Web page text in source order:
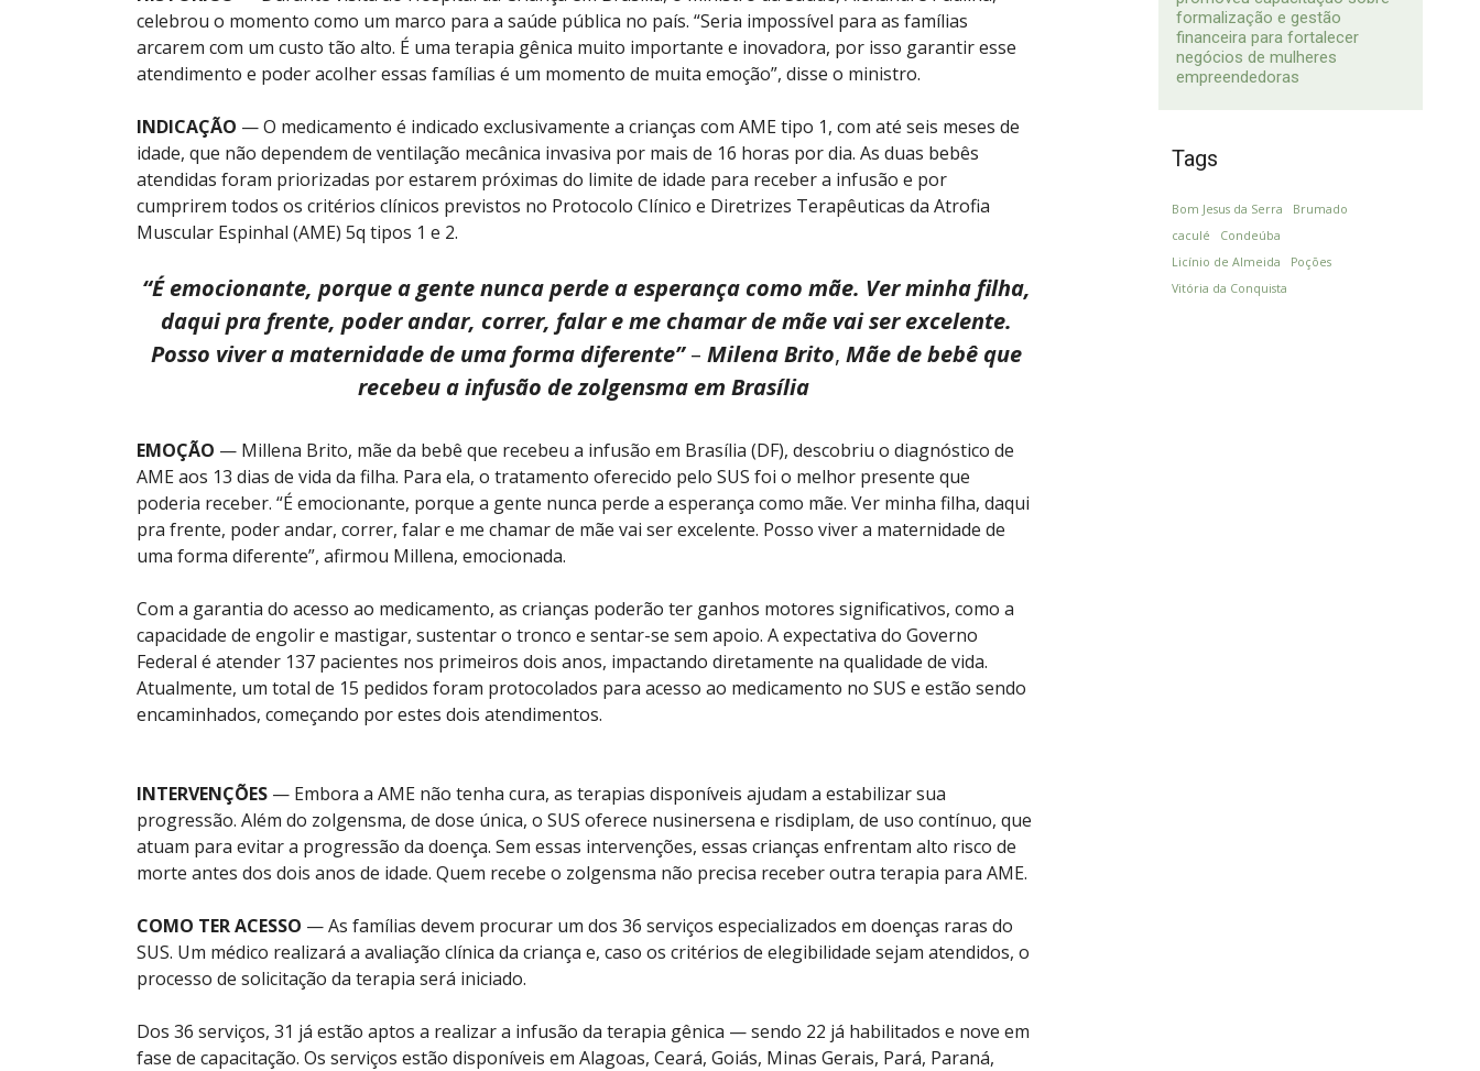
celebrou o momento como um marco para a saúde pública no país. “Seria impossível para as famílias
arcarem com um custo tão alto. É uma terapia gênica muito importante e inovadora, por isso garantir esse
atendimento e poder acolher essas famílias é um momento de muita emoção”, disse o ministro.
INDICAÇÃO — O medicamento é indicado exclusivamente a crianças com AME tipo 1, com até seis meses de
idade, que não dependem de ventilação mecânica invasiva por mais de 16 horas por dia. As duas bebês
atendidas foram priorizadas por estarem próximas do limite de idade para receber a infusão e por
cumprirem todos os critérios clínicos previstos no Protocolo Clínico e Diretrizes Terapêuticas da Atrofia
Muscular Espinhal (AME) 5q tipos 1 e 2.
“É emocionante, porque a gente nunca perde a esperança como mãe. Ver minha filha,
daqui pra frente, poder andar, correr, falar e me chamar de mãe vai ser excelente.
Posso viver a maternidade de uma forma diferente”– Milena Brito, Mãe de bebê que
recebeu a infusão de zolgensma em Brasília
EMOÇÃO — Millena Brito, mãe da bebê que recebeu a infusão em Brasília (DF), descobriu o diagnóstico de
AME aos 13 dias de vida da filha. Para ela, o tratamento oferecido pelo SUS foi o melhor presente que
poderia receber. “É emocionante, porque a gente nunca perde a esperança como mãe. Ver minha filha, daqui
pra frente, poder andar, correr, falar e me chamar de mãe vai ser excelente. Posso viver a maternidade de
uma forma diferente”, afirmou Millena, emocionada.
Com a garantia do acesso ao medicamento, as crianças poderão ter ganhos motores significativos, como a
capacidade de engolir e mastigar, sustentar o tronco e sentar-se sem apoio. A expectativa do Governo
Federal é atender 137 pacientes nos primeiros dois anos, impactando diretamente na qualidade de vida.
Atualmente, um total de 15 pedidos foram protocolados para acesso ao medicamento no SUS e estão sendo
encaminhados, começando por estes dois atendimentos.
INTERVENÇÕES — Embora a AME não tenha cura, as terapias disponíveis ajudam a estabilizar sua
progressão. Além do zolgensma, de dose única, o SUS oferece nusinersena e risdiplam, de uso contínuo, que
atuam para evitar a progressão da doença. Sem essas intervenções, essas crianças enfrentam alto risco de
morte antes dos dois anos de idade. Quem recebe o zolgensma não precisa receber outra terapia para AME.
COMO TER ACESSO — As famílias devem procurar um dos 36 serviços especializados em doenças raras do
SUS. Um médico realizará a avaliação clínica da criança e, caso os critérios de elegibilidade sejam atendidos, o
processo de solicitação da terapia será iniciado.
Dos 36 serviços, 31 já estão aptos a realizar a infusão da terapia gênica — sendo 22 já habilitados e nove em
fase de capacitação. Os serviços estão disponíveis em Alagoas, Ceará, Goiás, Minas Gerais, Pará, Paraná,
formalização e gestão
financeira para fortalecer
negócios de mulheres
empreendedoras
Tags
Bom Jesus da Serra
Brumado
caculé
Condeúba
Licínio de Almeida
Poções
Vitória da Conquista